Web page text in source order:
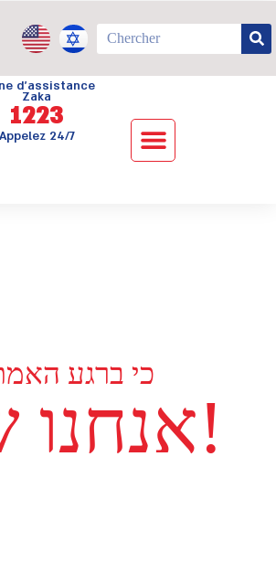
d’assistance
Zaka
1223
Appelez 24/7
כי ברגע
אנחנו שם!